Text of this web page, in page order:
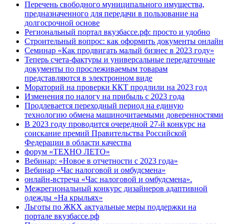
Перечень свободного муниципального имущества,
предназначенного для передачи в пользование на
долгосрочной основе
Региональный портал вкузбассе.рф: просто и удобно
Строительный вопрос: как оформить документы онлайн
Семинар «Как продвигать малый бизнес в 2023 году»
Теперь счета-фактуры и универсальные передаточные
документы по прослеживаемым товарам
представляются в электронном виде
Мораторий на проверки ККТ продлили на 2023 год
Изменения по налогу на прибыль с 2023 года
Продлевается переходный период на единую
технологию обмена машиночитаемыми доверенностями
В 2023 году проводится очередной 27-й конкурс на
соискание премий Правительства Российской
Федерации в области качества
форум «ТЕХНО ЛЕТО»
Вебинар: «Новое в отчетности с 2023 года»
Вебинар «Час налоговой и омбудсмена»
онлайн-встреча «Час налоговой и омбудсмена».
Межрегиональный конкурс дизайнеров адаптивной
одежды «На крыльях»
Льготы по ЖКХ актуальные меры поддержки на
портале вкузбассе.рф